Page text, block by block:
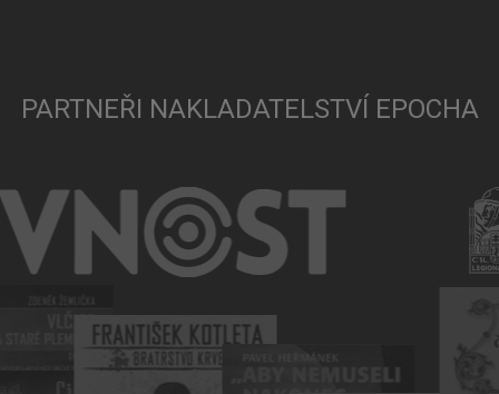
PARTNEŘI NAKLADATELSTVÍ EPOCHA